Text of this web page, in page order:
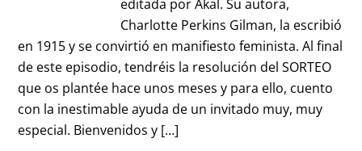
editada por Akal. Su autora,
Charlotte Perkins Gilman, la escribió
en 1915 y se convirtió en manifiesto feminista. Al final
de este episodio, tendréis la resolución del SORTEO
que os plantée hace unos meses y para ello, cuento
con la inestimable ayuda de un invitado muy, muy
especial. Bienvenidos y […]